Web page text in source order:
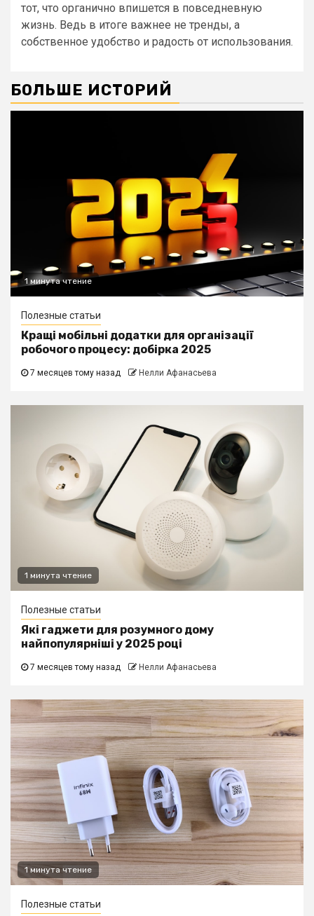
тот, что органично впишется в повседневную
жизнь. Ведь в итоге важнее не тренды, а
собственное удобство и радость от использования.
БОЛЬШЕ ИСТОРИЙ
1 минута чтение
Полезные статьи
Кращі мобільні додатки для організації
робочого процесу: добірка 2025
7 месяцев тому назад Нелли Афанасьева
1 минута чтение
Полезные статьи
Які гаджети для розумного дому
найпопулярніші у 2025 році
7 месяцев тому назад Нелли Афанасьева
1 минута чтение
Полезные статьи